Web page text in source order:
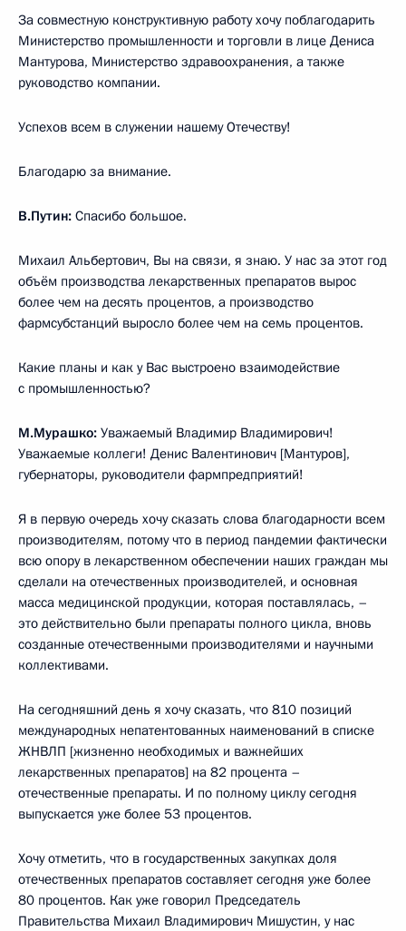
За совместную конструктивную работу хочу поблагодарить
Министерство промышленности и торговли в лице Дениса
Мантурова, Министерство здравоохранения, а также
руководство компании.
Успехов всем в служении нашему Отечеству!
Благодарю за внимание.
В.Путин: Спасибо большое.
Михаил Альбертович, Вы на связи, я знаю. У нас за этот год
объём производства лекарственных препаратов вырос
более чем на десять процентов, а производство
фармсубстанций выросло более чем на семь процентов.
Какие планы и как у Вас выстроено взаимодействие
с промышленностью?
М.Мурашко: Уважаемый Владимир Владимирович!
Уважаемые коллеги! Денис Валентинович [Мантуров],
губернаторы, руководители фармпредприятий!
Я в первую очередь хочу сказать слова благодарности всем
производителям, потому что в период пандемии фактически
всю опору в лекарственном обеспечении наших граждан мы
сделали на отечественных производителей, и основная
масса медицинской продукции, которая поставлялась, –
это действительно были препараты полного цикла, вновь
созданные отечественными производителями и научными
коллективами.
На сегодняшний день я хочу сказать, что 810 позиций
международных непатентованных наименований в списке
ЖНВЛП [жизненно необходимых и важнейших
лекарственных препаратов] на 82 процента –
отечественные препараты. И по полному циклу сегодня
выпускается уже более 53 процентов.
Хочу отметить, что в государственных закупках доля
отечественных препаратов составляет сегодня уже более
80 процентов. Как уже говорил Председатель
Правительства Михаил Владимирович Мишустин, у нас